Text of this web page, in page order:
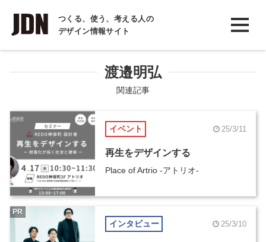
つくる、使う、考える人の
デザイン情報サイト
INTERVIEW
インタビュー
COLUMN
コラム
渡邉明弘
関連記事
イベント 25/3/11
再生をデザインする
Place of Artrio -アトリオ-
インタビュー 25/3/10
PR